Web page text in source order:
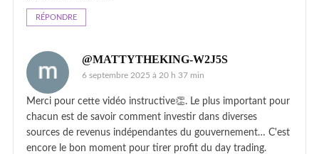
RÉPONDRE
@MATTYTHEKING-W2J5S
6 septembre 2025 à 20 h 37 min
Merci pour cette vidéo instructive👏. Le plus important pour
chacun est de savoir comment investir dans diverses
sources de revenus indépendantes du gouvernement… C'est
encore le bon moment pour tirer profit du day trading.